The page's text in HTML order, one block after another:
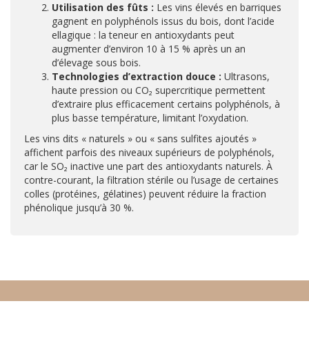
Utilisation des fûts : Les vins élevés en barriques
gagnent en polyphénols issus du bois, dont l’acide
ellagique : la teneur en antioxydants peut
augmenter d’environ 10 à 15 % après un an
d’élevage sous bois.
Technologies d’extraction douce : Ultrasons,
haute pression ou CO₂ supercritique permettent
d’extraire plus efficacement certains polyphénols, à
plus basse température, limitant l’oxydation.
Les vins dits « naturels » ou « sans sulfites ajoutés »
affichent parfois des niveaux supérieurs de polyphénols,
car le SO₂ inactive une part des antioxydants naturels. À
contre-courant, la filtration stérile ou l’usage de certaines
colles (protéines, gélatines) peuvent réduire la fraction
phénolique jusqu’à 30 %.